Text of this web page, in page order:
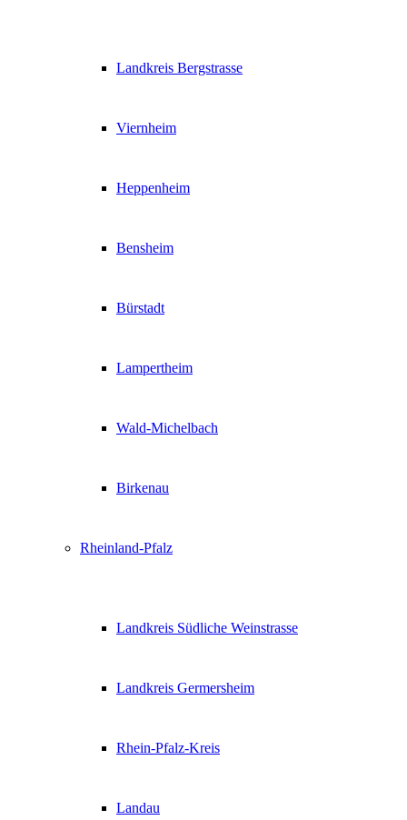
Landkreis Bergstrasse
Viernheim
Heppenheim
Bensheim
Bürstadt
Lampertheim
Wald-Michelbach
Birkenau
Rheinland-Pfalz
Landkreis Südliche Weinstrasse
Landkreis Germersheim
Rhein-Pfalz-Kreis
Landau